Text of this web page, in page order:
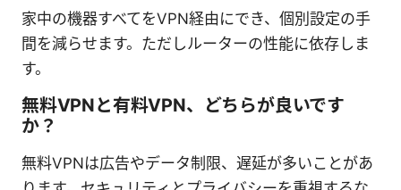
家中の機器すべてをVPN経由にでき、個別設定の手
間を減らせます。ただしルーターの性能に依存しま
す。
無料VPNと有料VPN、どちらが良いです
か？
無料VPNは広告やデータ制限、遅延が多いことがあ